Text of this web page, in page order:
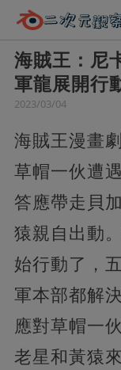
海賊王：尼
軍龍展開行
2023/03/04
海賊王漫畫
草帽一伙遭
答應帶走貝
猿親自出動
始行動了，
軍本部都解
應對草帽一
老星和黃猿